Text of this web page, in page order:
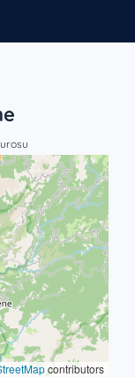
contributors